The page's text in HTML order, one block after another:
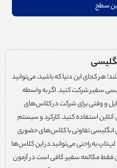
سطح
هر کجای این دنیا که باشید، می‌توانید
سفیر شرکت کنید. اگر به واسطه
و وقتی برای شرکت در کلاس‌های
استفاده کنید. کارکرد و سیستم
انگلیسی تفاوتی با کلاس‌های حضوری
لپ‌تاپ به راحتی می‌توانید در این کلاس‌ها
فقط مکالمه سفیر، کافی است در آزمون